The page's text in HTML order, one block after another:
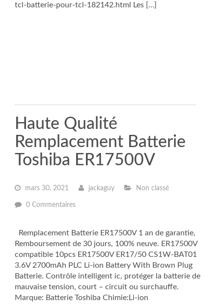
tcl-batterie-pour-tcl-182142.html Les […]
Haute Qualité
Remplacement Batterie
Toshiba ER17500V
mars 30, 2021 jackaguy Non classé
0 Commentaires
Remplacement Batterie ER17500V 1 an de garantie,
Remboursement de 30 jours, 100% neuve. ER17500V
compatible 10pcs ER17500V ER17/50 CS1W-BAT01
3.6V 2700mAh PLC Li-ion Battery With Brown Plug
Batterie. Contrôle intelligent ic, protéger la batterie de
mauvaise tension, court – circuit ou surchauffe.
Marque: Batterie Toshiba Chimie:Li-ion